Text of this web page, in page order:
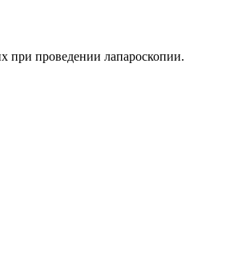
при проведении лапароскопии.